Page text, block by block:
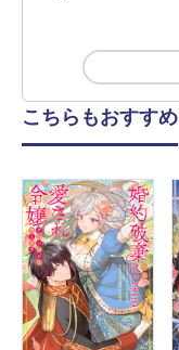
こちらもおすすめ